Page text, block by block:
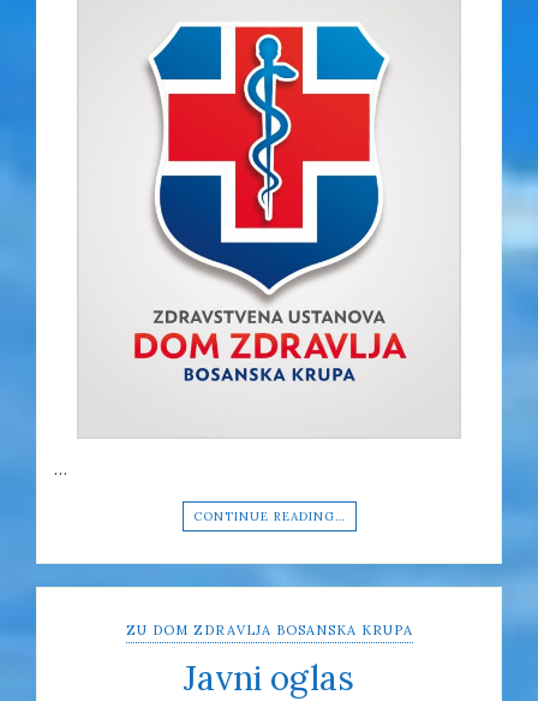
…
CONTINUE READING…
ZU DOM ZDRAVLJA BOSANSKA KRUPA
Javni oglas